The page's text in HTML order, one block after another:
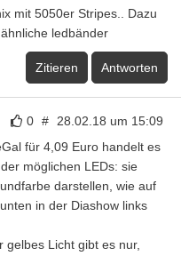
mit 5050er Stripes.. Dazu
ledbänder
Zitieren Antworten
0 # 28.02.18 um 15:09
für 4,09 Euro handelt es
möglichen LEDs: sie
darstellen, wie auf
in der Diashow links
Licht gibt es nur,